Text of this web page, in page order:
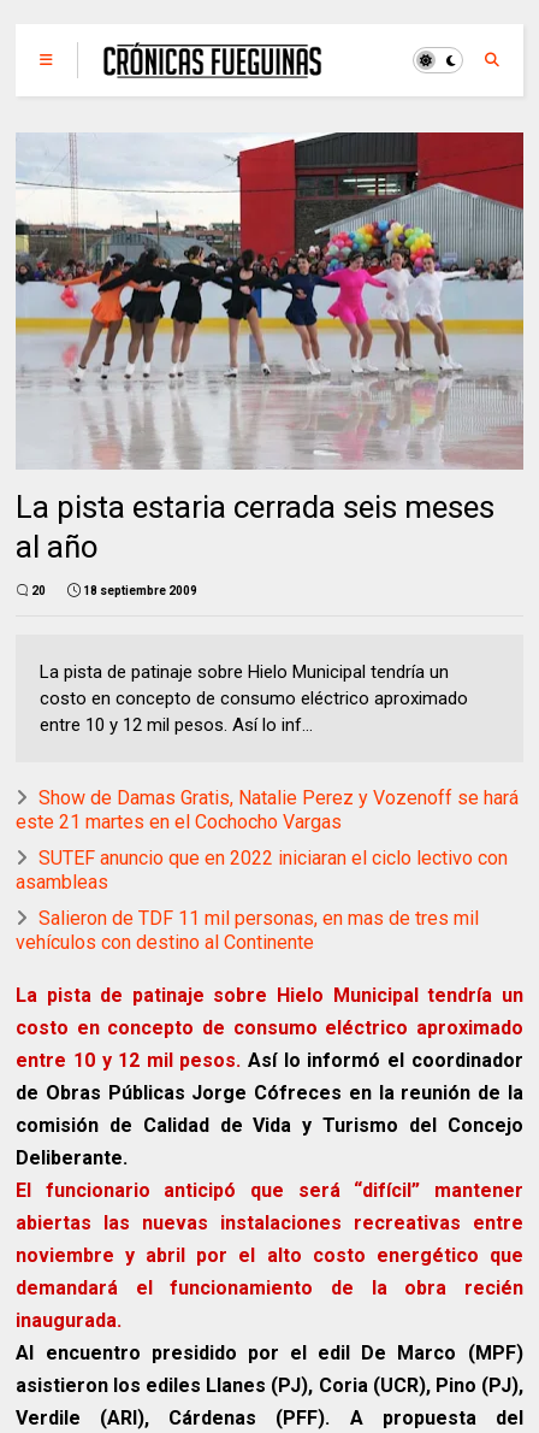
La pista estaria cerrada seis meses
al año
20 18 septiembre 2009
La pista de patinaje sobre Hielo Municipal tendría un
costo en concepto de consumo eléctrico aproximado
entre 10 y 12 mil pesos. Así lo inf...
Show de Damas Gratis, Natalie Perez y Vozenoff se hará
este 21 martes en el Cochocho Vargas
SUTEF anuncio que en 2022 iniciaran el ciclo lectivo con
asambleas
Salieron de TDF 11 mil personas, en mas de tres mil
vehículos con destino al Continente
La pista de patinaje sobre Hielo Municipal tendría un
costo en concepto de consumo eléctrico aproximado
entre 10 y 12 mil pesos. Así lo informó el coordinador
de Obras Públicas Jorge Cófreces en la reunión de la
comisión de Calidad de Vida y Turismo del Concejo
Deliberante.
El funcionario anticipó que será “difícil” mantener
abiertas las nuevas instalaciones recreativas entre
noviembre y abril por el alto costo energético que
demandará el funcionamiento de la obra recién
inaugurada.
Al encuentro presidido por el edil De Marco (MPF)
asistieron los ediles Llanes (PJ), Coria (UCR), Pino (PJ),
Verdile (ARI), Cárdenas (PFF). A propuesta del